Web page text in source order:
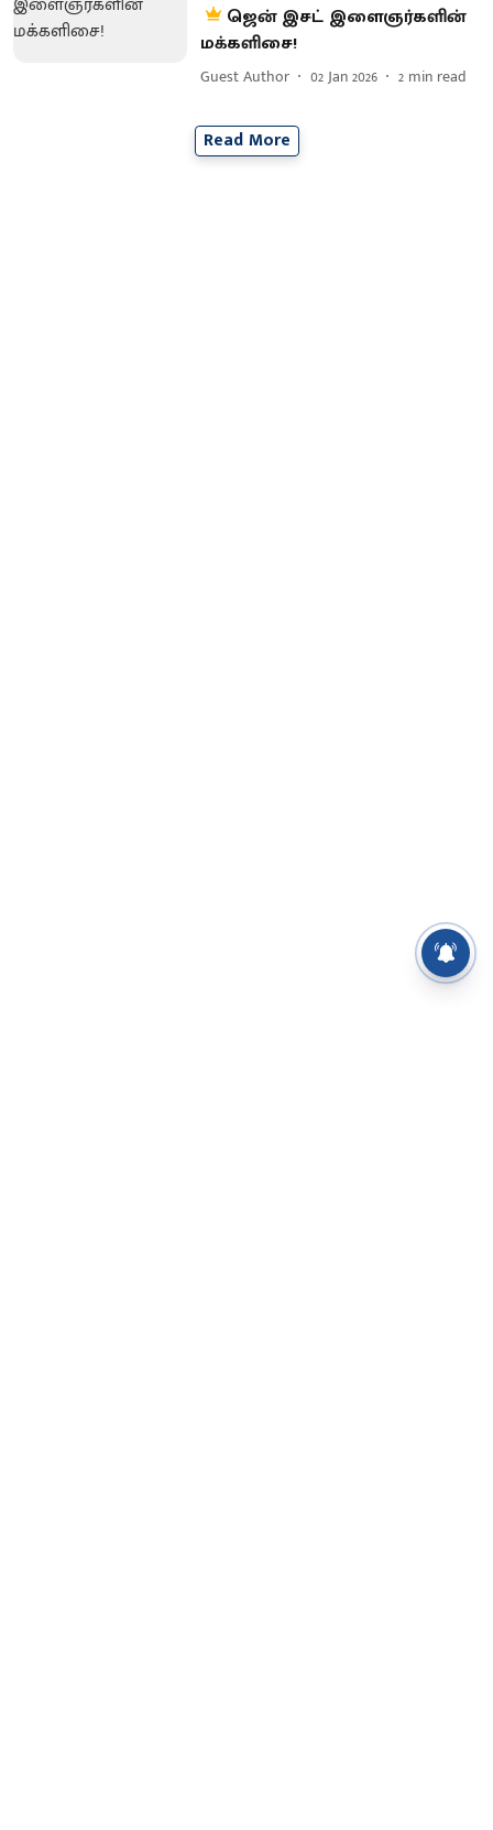
ஜென் இசட் இளைஞர்களின்
மக்களிசை!
Guest Author 02 Jan 2026 2 min read
Read More